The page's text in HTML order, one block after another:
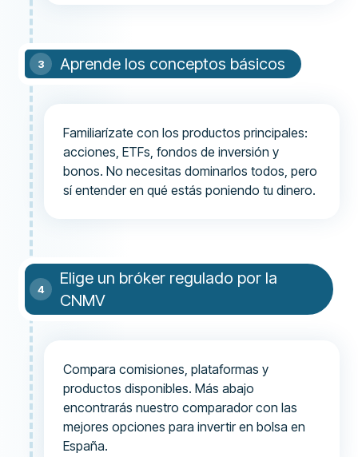
Aprende los conceptos básicos
Familiarízate con los productos principales:
acciones, ETFs, fondos de inversión y
bonos. No necesitas dominarlos todos, pero
sí entender en qué estás poniendo tu dinero.
Elige un bróker regulado por la
CNMV
Compara comisiones, plataformas y
productos disponibles. Más abajo
encontrarás nuestro comparador con las
mejores opciones para invertir en bolsa en
España.